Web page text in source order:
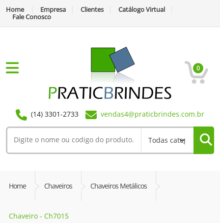
Home Empresa Clientes
Catálogo Virtual
Fale Conosco
0
(14) 3301-2733 vendas4@praticbrindes.com.br
Home Chaveiros Chaveiros Metálicos
Chaveiro - Ch7015